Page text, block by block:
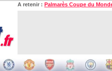
A retenir : Palmarès Coupe du